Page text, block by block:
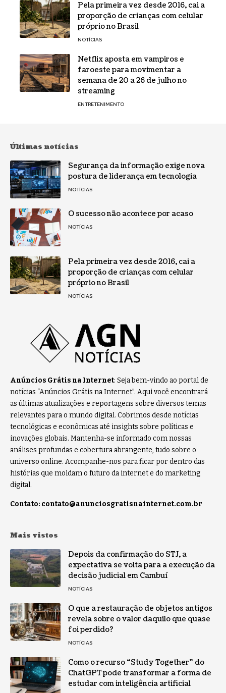
Pela primeira vez desde 2016, cai a
proporção de crianças com celular
próprio no Brasil
NOTÍCIAS
Netflix aposta em vampiros e
faroeste para movimentar a
semana de 20 a 26 de julho no
streaming
ENTRETENIMENTO
Últimas notícias
Segurança da informação exige nova
postura de liderança em tecnologia
NOTÍCIAS
O sucesso não acontece por acaso
NOTÍCIAS
Pela primeira vez desde 2016, cai a
proporção de crianças com celular
próprio no Brasil
NOTÍCIAS
Anúncios Grátis na Internet: Seja bem-vindo ao portal de
notícias “Anúncios Grátis na Internet”. Aqui você encontrará
as últimas atualizações e reportagens sobre diversos temas
relevantes para o mundo digital. Cobrimos desde notícias
tecnológicas e econômicas até insights sobre políticas e
inovações globais. Mantenha-se informado com nossas
análises profundas e cobertura abrangente, tudo sobre o
universo online. Acompanhe-nos para ficar por dentro das
histórias que moldam o futuro da internet e do marketing
digital.
Contato: contato@anunciosgratisnainternet.com.br
Mais vistos
Depois da confirmação do STJ, a
expectativa se volta para a execução da
decisão judicial em Cambuí
NOTÍCIAS
O que a restauração de objetos antigos
revela sobre o valor daquilo que quase
foi perdido?
NOTÍCIAS
Como o recurso “Study Together” do
ChatGPT pode transformar a forma de
estudar com inteligência artificial